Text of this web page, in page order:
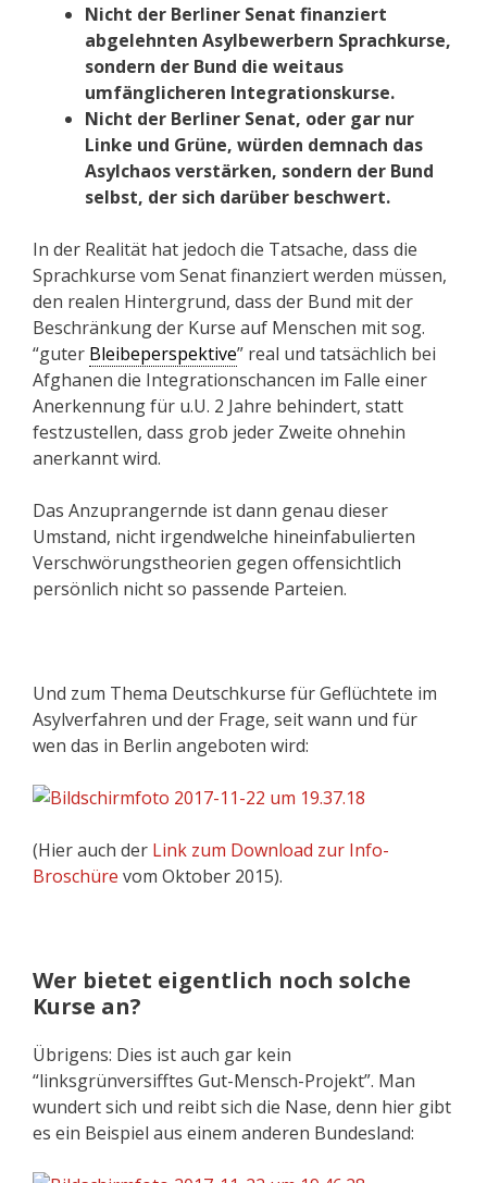
Nicht der Berliner Senat finanziert
abgelehnten Asylbewerbern Sprachkurse,
sondern der Bund die weitaus
umfänglicheren Integrationskurse.
Nicht der Berliner Senat, oder gar nur
Linke und Grüne, würden demnach das
Asylchaos verstärken, sondern der Bund
selbst, der sich darüber beschwert.
In der Realität hat jedoch die Tatsache, dass die
Sprachkurse vom Senat finanziert werden müssen,
den realen Hintergrund, dass der Bund mit der
Beschränkung der Kurse auf Menschen mit sog.
“guter Bleibeperspektive” real und tatsächlich bei
Afghanen die Integrationschancen im Falle einer
Anerkennung für u.U. 2 Jahre behindert, statt
festzustellen, dass grob jeder Zweite ohnehin
anerkannt wird.
Das Anzuprangernde ist dann genau dieser
Umstand, nicht irgendwelche hineinfabulierten
Verschwörungstheorien gegen offensichtlich
persönlich nicht so passende Parteien.
Und zum Thema Deutschkurse für Geflüchtete im
Asylverfahren und der Frage, seit wann und für
wen das in Berlin angeboten wird:
(Hier auch der Link zum Download zur Info-
Broschüre vom Oktober 2015).
Wer bietet eigentlich noch solche
Kurse an?
Übrigens: Dies ist auch gar kein
“linksgrünversifftes Gut-Mensch-Projekt”. Man
wundert sich und reibt sich die Nase, denn hier gibt
es ein Beispiel aus einem anderen Bundesland: